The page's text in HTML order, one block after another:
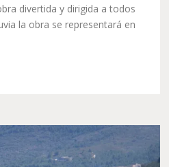
divertida y dirigida a todos
la obra se representará en